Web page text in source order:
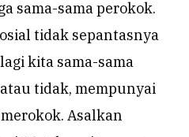
sama-sama perokok.
tidak sepantasnya
kita sama-sama
tidak, mempunyai
Asalkan